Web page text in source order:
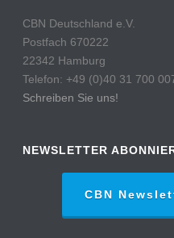
CBN Deutschland e.V.
Postfach 670222
22342 Hamburg
Telefon: +49 (0)40 31 700
Schreiben Sie uns!
NEWSLETTER
CBN